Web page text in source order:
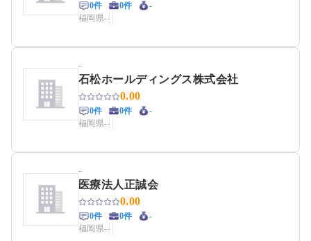
0件 0件
-
福岡県--
-
石松ホールディングス株式会社
0.00
0件 0件
-
福岡県--
-
医療法人正誠会
0.00
0件 0件
-
福岡県--